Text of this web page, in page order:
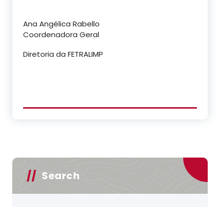
Ana Angélica Rabello
Coordenadora Geral
Diretoria da FETRALIMP
Search